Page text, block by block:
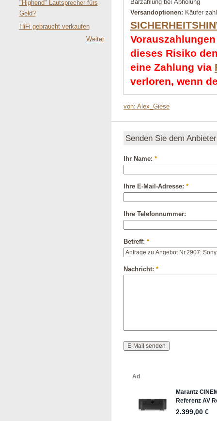
"Highend" Lautsprecher fürs
Geld?
HiFi gebraucht verkaufen
Weiter
Barzahlung bei Abholung
Versandoptionen: Käufer
dieses Risiko
eine Zahlung via
verloren, wenn
von: Alex_Giese
Senden Sie dem
Ihr Name: *
Ihre E-Mail-Adresse: *
Ihre Telefonnummer:
Betreff: *
Nachricht: *